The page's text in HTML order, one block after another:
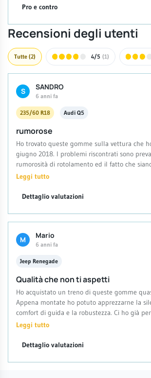
Pro e contro
Recensioni degli utenti
Tutte (2) 4/5 (1)
S SANDRO
6 anni fa
235/60 R18 Audi Q5
rumorose
Ho trovato queste gomme sulla vettura che
giugno 2018. I problemi riscontrati sono
rumorosità di rotolamento ed il fatto che
dire però che non ho mai avuto problemi di
Non le ricomprerei anche perchè hanno solo
Leggi tutto
Dettaglio valutazioni
M Mario
6 anni fa
Jeep Renegade
Qualità che non ti aspetti
Ho acquistato un treno di queste gomme
Appena montate ho potuto apprezzarne la
comfort di guida e la robustezza. Ci ho già
km, su autostrada e non, su asciutto e sul
dall’11esimo produttore al mondo di
gomma pur essendo vendute come estive
Leggi tutto
Dettaglio valutazioni